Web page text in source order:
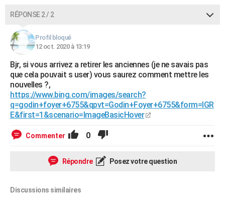
RÉPONSE 2 / 2
Profil bloqué
12 oct. 2020 à 13:19
Bjr, si vous arrivez a retirer les anciennes (je ne savais pas
que cela pouvait s user) vous saurez comment mettre les
nouvelles ?,
https://www.bing.com/images/search?
q=godin+foyer+6755&qpvt=Godin+Foyer+6755&form=IGR
E&first=1&scenario=ImageBasicHover
Commenter 0
Répondre Posez votre question
Discussions similaires